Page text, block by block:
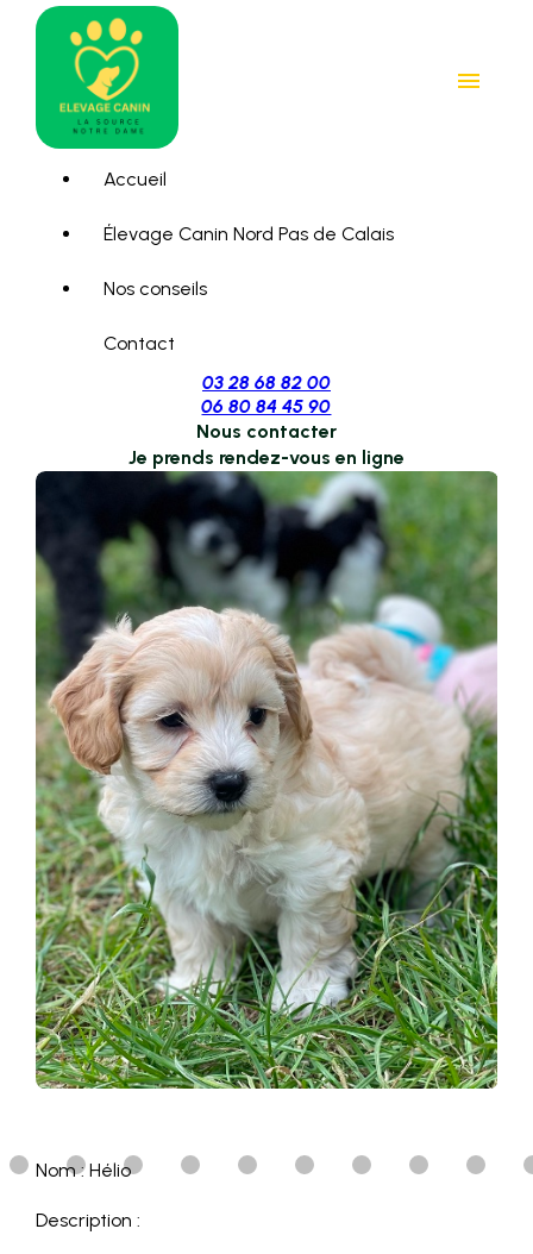
menu
Accueil
Élevage Canin Nord Pas de Calais
Nos conseils
Contact
03 28 68 82 00
06 80 84 45 90
Nous contacter
Je prends rendez-vous en ligne
Nom : Hélio
Description :
Panneau de gestion des cookies